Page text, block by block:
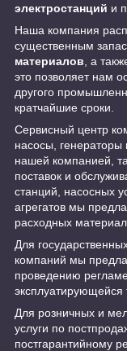
электростанций и
Наша компания
существенным
материалов , а
это позволяет нам
другого
кратчайшие сроки.
Сервисный центр
насосы, генераторы
нашей компанией,
поставок и
станций, насосных
агрегатов мы
расходных
Для
компаний мы
проведению
эксплуатирующейся
Для розничных и
услуги по
постгарантийному